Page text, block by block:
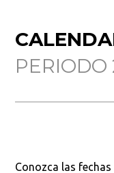
PERIODO
Conozca las